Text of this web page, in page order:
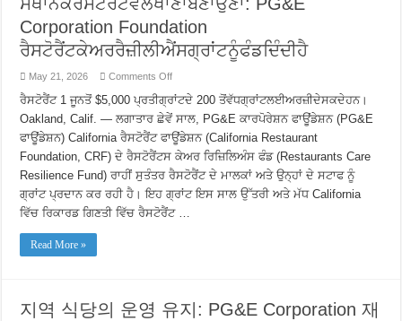
của
chương
trình
Restaurants
Care
Corporation Foundation
ਰੈਸਟੋਰੈਂਟਕੇਅਰਰੈਜ਼ੀਲੀਐਂਸਗ੍ਰਾਂਟਨੂੰਫੰਡਦਿੰਦੀਹੈ
May 21, 2026 Comments Offon
PG&E
Foundation
ਰੈਸਟੋਰੈਂਟਕੇਅਰਰੈਜ਼ੀਲੀਐਂਸਗ੍ਰਾਂਟਨੂੰਫੰਡਦਿੰਦੀਹੈ
ਰੈਸਟੋਰੈਂਟ 1 ਜੂਨਤੋਂ $5,000 ਪ੍ਰਤੀਗ੍ਰਾਂਟਦੇ 200 ਤੋਂਵੱਧਗ੍ਰਾਂਟਲਈਅਰਜ਼ੀਦੇਸਕਦੇਹਨ।
Oakland, Calif. — ਲਗਾਤਾਰ ਛੇਵੇਂ ਸਾਲ, PG&E ਕਾਰਪੋਰੇਸ਼ਨ ਫਾਊਂਡੇਸ਼ਨ (PG&E
ਫਾਊਂਡੇਸ਼ਨ) California ਰੈਸਟੋਰੈਂਟ ਫਾਊਂਡੇਸ਼ਨ (California Restaurant
Foundation, CRF) ਦੇ ਰੈਸਟੋਰੈਂਟਸ ਕੇਅਰ ਰਿਜ਼ਿਲਿਅੰਸ ਫੰਡ (Restaurants Care
Resilience Fund) ਰਾਹੀਂ ਸੁਤੰਤਰ ਰੈਸਟੋਰੈਂਟ ਦੇ ਮਾਲਕਾਂ ਅਤੇ ਉਨ੍ਹਾਂ ਦੇ ਸਟਾਫ ਨੂੰ
ਗ੍ਰਾਂਟ ਪ੍ਰਦਾਨ ਕਰ ਰਹੀ ਹੈ। ਇਹ ਗ੍ਰਾਂਟ ਇਸ ਸਾਲ ਉੱਤਰੀ ਅਤੇ ਮੱਧ California
ਵਿੱਚ ਰਿਕਾਰਡ ਗਿਣਤੀ ਵਿੱਚ ਰੈਸਟੋਰੈਂਟ …
Read More »
지역 식당의 운영 유지: PG&E Corporation 재